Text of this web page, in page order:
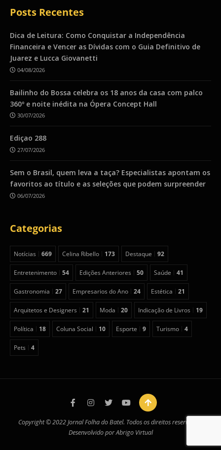
Posts Recentes
Dica de Leitura: Como Conquistar a Independência
Financeira e Vencer as Dívidas com o Guia Definitivo de
Juarez e Lucca Giovanetti
04/08/2026
Bailinho do Bossa celebra os 18 anos da casa com palco
360º e noite inédita na Ópera Concept Hall
30/07/2026
Ediçao 288
27/07/2026
Sem o Brasil, quem leva a taça? Especialistas apontam os
favoritos ao título e as seleções que podem surpreender
06/07/2026
Categorias
Notícias 669 Celina Ribello 173 Destaque 92
Entretenimento 54 Edições Anteriores 50 Saúde 41
Gastronomia 27 Empresarios do Ano 24 Estética 21
Arquitetos e Designers 21 Moda 20 Indicação de Livros 19
Política 18 Coluna Social 10 Esporte 9 Turismo 4
Pets 4
Copyright © 2022 Jornal Folha do Batel. Todos os direitos reservados.
Desenvolvido porAbrigo Virtual